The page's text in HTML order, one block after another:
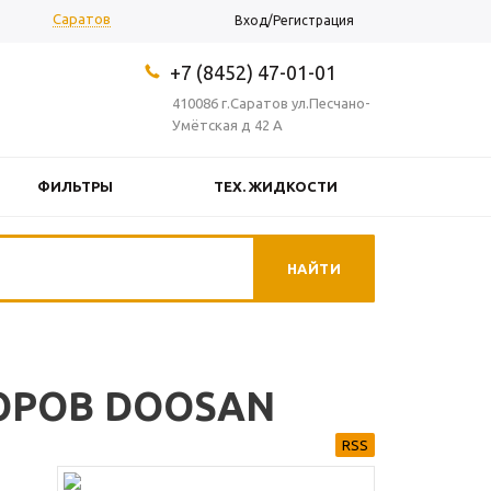
Саратов Вход/Регистрация
410086 г.Саратов ул.Песчано-
Умётская д 42 А
+7 (8452) 47-01-01
ФИЛЬТРЫ ТЕХ. ЖИДКОСТИ
DOOSAN
RSS